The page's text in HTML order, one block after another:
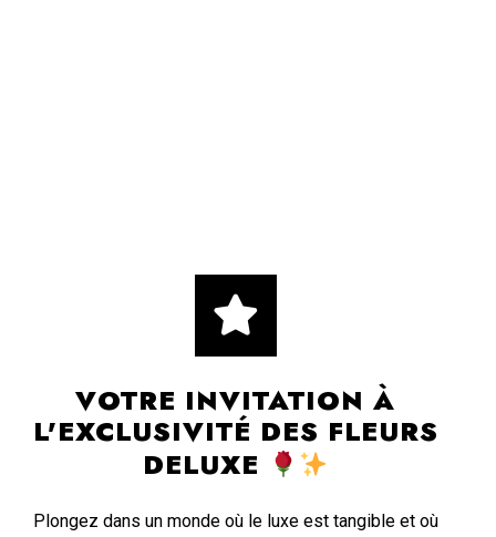
VOTRE INVITATION À
L'EXCLUSIVITÉ DES FLEURS
DELUXE
Plongez dans un monde où le luxe est tangible et où